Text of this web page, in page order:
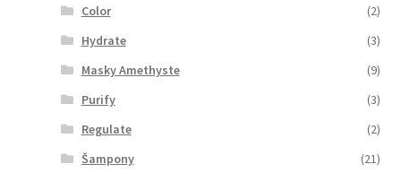
Color
(2)
Hydrate
(3)
Masky Amethyste
(9)
Purify
(3)
Regulate
(2)
Šampony
(21)